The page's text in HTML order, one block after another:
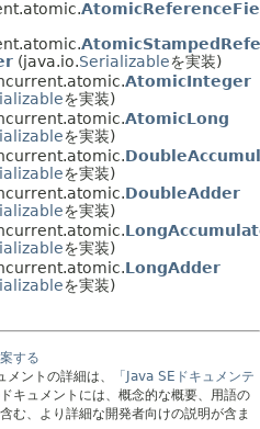
(java.io.Serializableを実装)
AtomicInteger
を実装)
AtomicLong
を実装)
を実装)
DoubleAdder
を実装)
を実装)
LongAdder
を実装)
する
ントの詳細は、
「Java SEドキュメンテ
キュメントには、概念的な概要、用語の
む、より詳細な開発者向けの説明が含ま